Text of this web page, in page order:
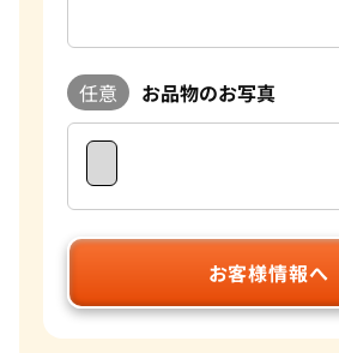
したら是非一度おたからやへご相談く
任意 お品物のお写真
お客様情報へ